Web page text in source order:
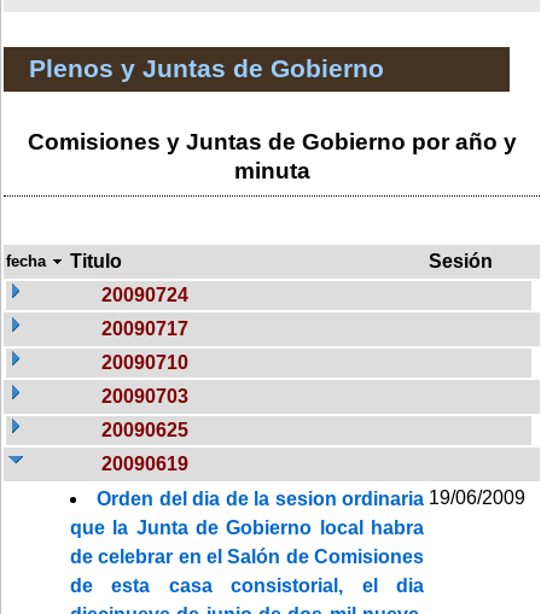
Plenos y Juntas de Gobierno
Comisiones y Juntas de Gobierno por año y
minuta
fecha Titulo
Sesión
20090724
20090717
20090710
20090703
20090625
20090619
Orden del dia de la sesion ordinaria
que la Junta de Gobierno local habra
de celebrar en el Salón de Comisiones
de esta casa consistorial, el dia
19/06/2009